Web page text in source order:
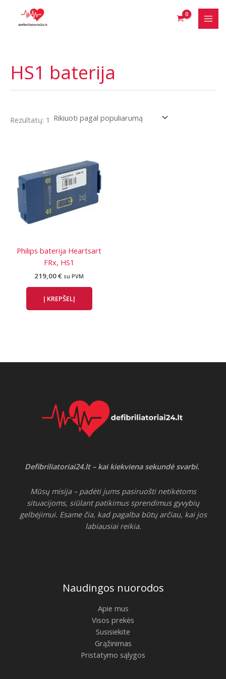
turinio
HS1 baterija
Rezultatų: 1
Philips baterija Heartsart
FRx, HS1
219,00€ su PVM
Į KREPŠELĮ
Defibriliatoriai24.lt – kai kiekviena sekundė svarbi.
Mūsų misija – padėti jums pasiruošti netikėtoms
situacijoms, siūlant patikimus sprendimus gyvybių
gelbėjimui. Esame čia, kad pagalba būtų arčiau, kai jos
labiausiai reikia.
Naudingos nuorodos
Apie mus
Visos prekės
Susisiekite
Grąžinimas
Pristatymo sąlygos